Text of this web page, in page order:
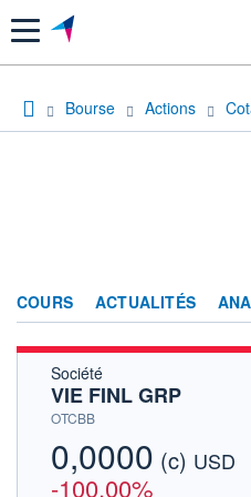
Menu
Bourse Actions
COURS ACTUALITÉS
Société
VIE FINL GRP
OTCBB
0,0000 (c) USD
-100,00%